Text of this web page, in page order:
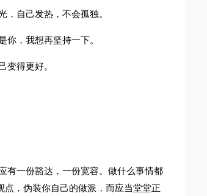
自己发热，不会孤独。
，我想再坚持一下。
变得更好。
有一份豁达，一份宽容。做什么事情都
，伪装你自己的做派，而应当堂堂正